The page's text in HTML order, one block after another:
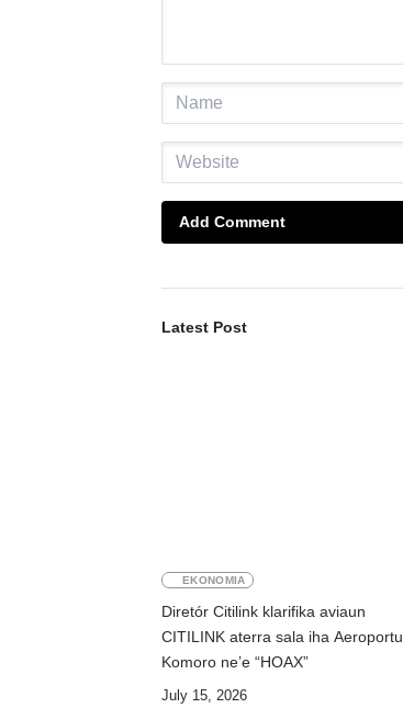
Add Comment
Latest Post
EKONOMIA
Diretór Citilink klarifika aviaun
CITILINK aterra sala iha Aeroportu
Komoro ne’e “HOAX”
July 15, 2026